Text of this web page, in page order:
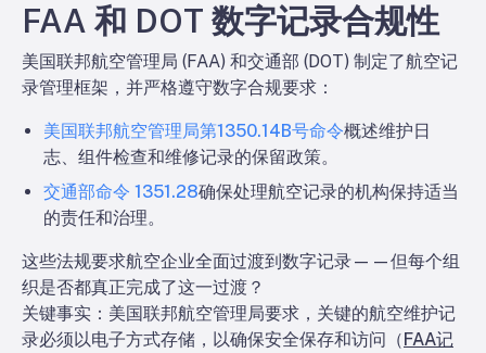
FAA 和 DOT 数字记录合规性
美国联邦航空管理局 (FAA) 和交通部 (DOT) 制定了航空记
录管理框架，并严格遵守数字合规要求：
美国联邦航空管理局第1350.14B号命令概述维护日
志、组件检查和维修记录的保留政策。
交通部命令 1351.28确保处理航空记录的机构保持适当
的责任和治理。
这些法规要求航空企业全面过渡到数字记录——但每个组
织是否都真正完成了这一过渡？
关键事实： 美国联邦航空管理局要求，关键的航空维护记
录必须以电子方式存储，以确保安全保存和访问（FAA记